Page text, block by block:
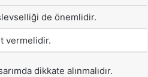
de önemlidir.
vermelidir.
dikkate alınmalıdır.